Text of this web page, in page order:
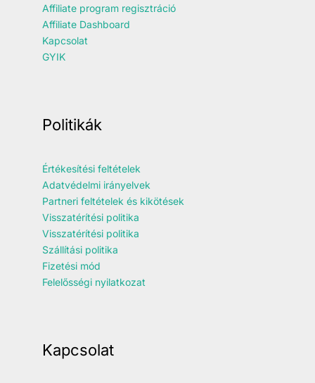
Affiliate program regisztráció
Affiliate Dashboard
Kapcsolat
GYIK
Politikák
Értékesítési feltételek
Adatvédelmi irányelvek
Partneri feltételek és kikötések
Visszatérítési politika
Visszatérítési politika
Szállítási politika
Fizetési mód
Felelősségi nyilatkozat
Kapcsolat